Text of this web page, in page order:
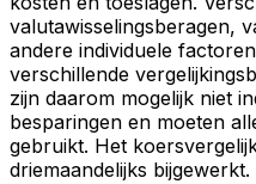
valutawisselingsberagen,
andere individuele
verschillende
zijn daarom mogelijk niet
besparingen en moeten
gebruikt. Het
driemaandelijks bijgewerkt.